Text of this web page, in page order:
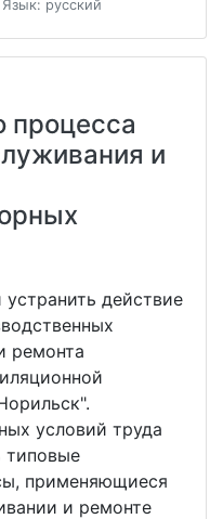
Язык: русский
процесса
и
действие
ремонта
условий труда
типовые
применяющиеся
и ремонте